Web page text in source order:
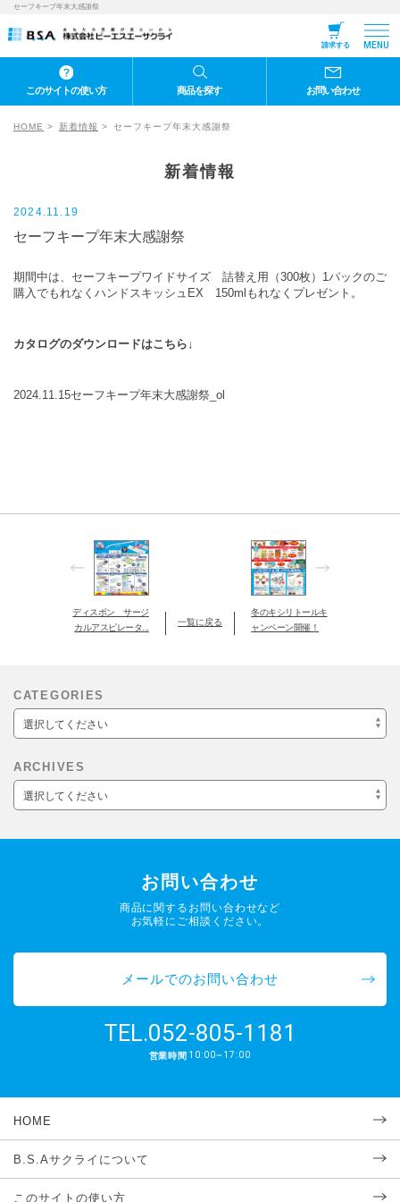
セーフキープ年末大感謝祭
請求する MENU
このサイトの使い方 商品を探す お問い合わせ
HOME 新着情報 セーフキープ年末大感謝祭
新着情報
2024.11.19
セーフキープ年末大感謝祭
期間中は、セーフキープワイドサイズ 詰替え用（300枚）1パックのご
購入でもれなくハンドスキッシュEX 150mlもれなくプレゼント。
カタログのダウンロードはこちら↓
2024.11.15セーフキープ年末大感謝祭_ol
ディスポン サージ
カルアスピレータ...
一覧に戻る
冬のキシリトールキ
ャンペーン開催！
CATEGORIES
選択してください
ARCHIVES
選択してください
お問い合わせ
商品に関するお問い合わせなど
お気軽にご相談ください。
メールでのお問い合わせ
TEL.052-805-1181
営業時間 10:00~17:00
HOME
B.S.Aサクライについて
このサイトの使い方